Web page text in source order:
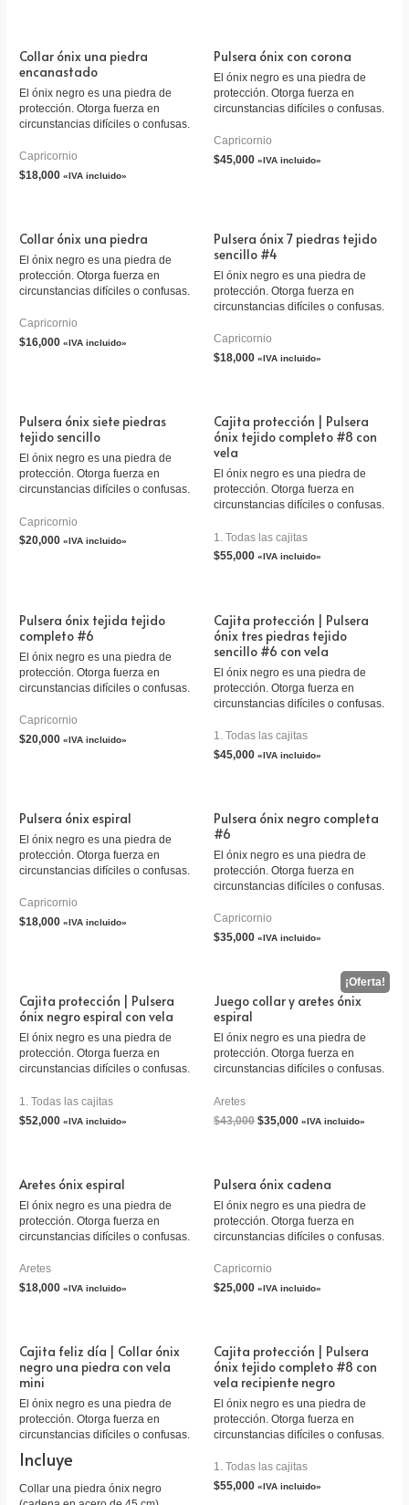
Collar ónix una piedra
encanastado
El ónix negro es una piedra de
protección. Otorga fuerza en
circunstancias difíciles o confusas.
Capricornio
$18,000 «IVA incluido»
Pulsera ónix con corona
El ónix negro es una piedra de
protección. Otorga fuerza en
circunstancias difíciles o confusas.
Capricornio
$45,000 «IVA incluido»
Collar ónix una piedra
El ónix negro es una piedra de
protección. Otorga fuerza en
circunstancias difíciles o confusas.
Capricornio
$16,000 «IVA incluido»
Pulsera ónix 7 piedras tejido
sencillo #4
El ónix negro es una piedra de
protección. Otorga fuerza en
circunstancias difíciles o confusas.
Capricornio
$18,000 «IVA incluido»
Pulsera ónix siete piedras
tejido sencillo
El ónix negro es una piedra de
protección. Otorga fuerza en
circunstancias difíciles o confusas.
Capricornio
$20,000 «IVA incluido»
Cajita protección | Pulsera
ónix tejido completo #8 con
vela
El ónix negro es una piedra de
protección. Otorga fuerza en
circunstancias difíciles o confusas.
1. Todas las cajitas
$55,000 «IVA incluido»
Pulsera ónix tejida tejido
completo #6
El ónix negro es una piedra de
protección. Otorga fuerza en
circunstancias difíciles o confusas.
Capricornio
$20,000 «IVA incluido»
Cajita protección | Pulsera
ónix tres piedras tejido
sencillo #6 con vela
El ónix negro es una piedra de
protección. Otorga fuerza en
circunstancias difíciles o confusas.
1. Todas las cajitas
$45,000 «IVA incluido»
Pulsera ónix espiral
El ónix negro es una piedra de
protección. Otorga fuerza en
circunstancias difíciles o confusas.
Capricornio
$18,000 «IVA incluido»
Pulsera ónix negro completa
#6
El ónix negro es una piedra de
protección. Otorga fuerza en
circunstancias difíciles o confusas.
Capricornio
$35,000 «IVA incluido»
Cajita protección | Pulsera
ónix negro espiral con vela
El ónix negro es una piedra de
protección. Otorga fuerza en
circunstancias difíciles o confusas.
1. Todas las cajitas
$52,000 «IVA incluido»
Juego collar y aretes ónix
espiral
El ónix negro es una piedra de
protección. Otorga fuerza en
circunstancias difíciles o confusas.
Aretes
$43,000 $35,000 «IVA incluido»
Aretes ónix espiral
El ónix negro es una piedra de
protección. Otorga fuerza en
circunstancias difíciles o confusas.
Aretes
$18,000 «IVA incluido»
Pulsera ónix cadena
El ónix negro es una piedra de
protección. Otorga fuerza en
circunstancias difíciles o confusas.
Capricornio
$25,000 «IVA incluido»
Cajita feliz día | Collar ónix
negro una piedra con vela
mini
El ónix negro es una piedra de
protección. Otorga fuerza en
circunstancias difíciles o confusas.
Incluye
Collar una piedra ónix negro
Cajita protección | Pulsera
ónix tejido completo #8 con
vela recipiente negro
El ónix negro es una piedra de
protección. Otorga fuerza en
circunstancias difíciles o confusas.
1. Todas las cajitas
$55,000 «IVA incluido»